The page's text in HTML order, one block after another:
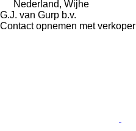
Nederland, Wijhe
G.J. van Gurp b.v.
Contact opnemen met verkoper